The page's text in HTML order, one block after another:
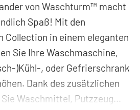
von Waschturm™ macht
Spaß! Mit den
Collection in einem eleganten
Sie Ihre Waschmaschine,
)Kühl-, oder Gefrierschrank
Dank des zusätzlichen
Waschmittel, Putzzeug